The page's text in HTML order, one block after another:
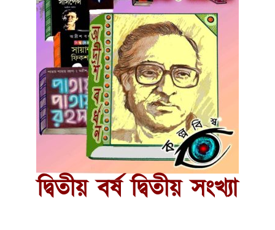
দ্বিতীয় বর্ষ দ্বিতীয় সংখ্যা